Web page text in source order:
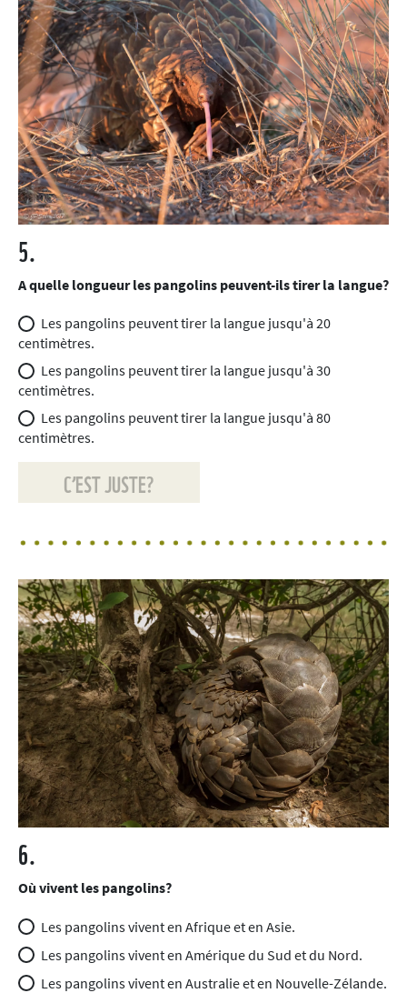
5.
A quelle longueur les pangolins peuvent-ils tirer la langue?
Les pangolins peuvent tirer la langue jusqu'à 20
centimètres.
Les pangolins peuvent tirer la langue jusqu'à 30
centimètres.
Les pangolins peuvent tirer la langue jusqu'à 80
centimètres.
C’EST JUSTE?
6.
Où vivent les pangolins?
Les pangolins vivent en Afrique et en Asie.
Les pangolins vivent en Amérique du Sud et du Nord.
Les pangolins vivent en Australie et en Nouvelle-Zélande.